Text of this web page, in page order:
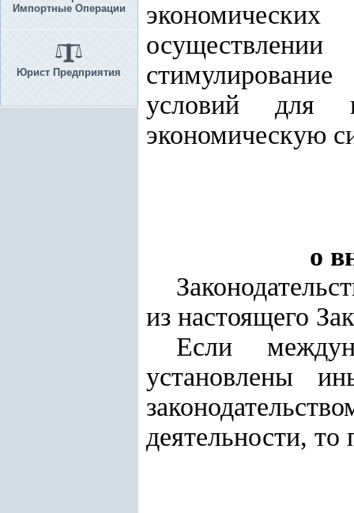
Импортные Операции
Юрист Предприятия
условий для
экономическую
о
из настоящего
Если
установлены
деятельности,